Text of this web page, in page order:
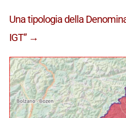
Una tipologia della
IGT” →